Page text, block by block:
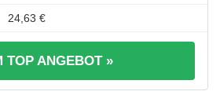
24,63 €
TOP ANGEBOT »